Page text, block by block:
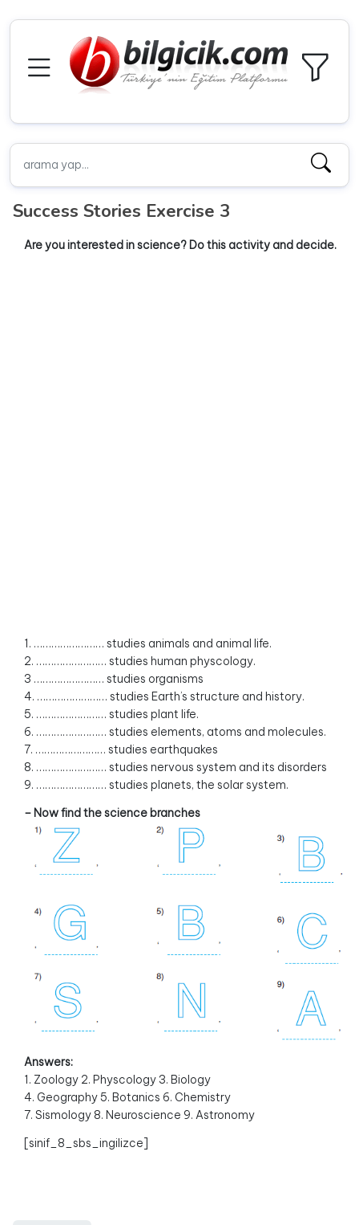
Success Stories Exercise 3
Are you interested in science? Do this activity and decide.
1. …………………… studies animals and animal life.
2. …………………… studies human physcology.
3 …………………… studies organisms
4. …………………… studies Earth’s structure and history.
5. …………………… studies plant life.
6. …………………… studies elements, atoms and molecules.
7. …………………… studies earthquakes
8. …………………… studies nervous system and its disorders
9. …………………… studies planets, the solar system.
– Now find the science branches
Answers:
1. Zoology 2. Physcology 3. Biology
4. Geography 5. Botanics 6. Chemistry
7. Sismology 8. Neuroscience 9. Astronomy
[sinif_8_sbs_ingilizce]